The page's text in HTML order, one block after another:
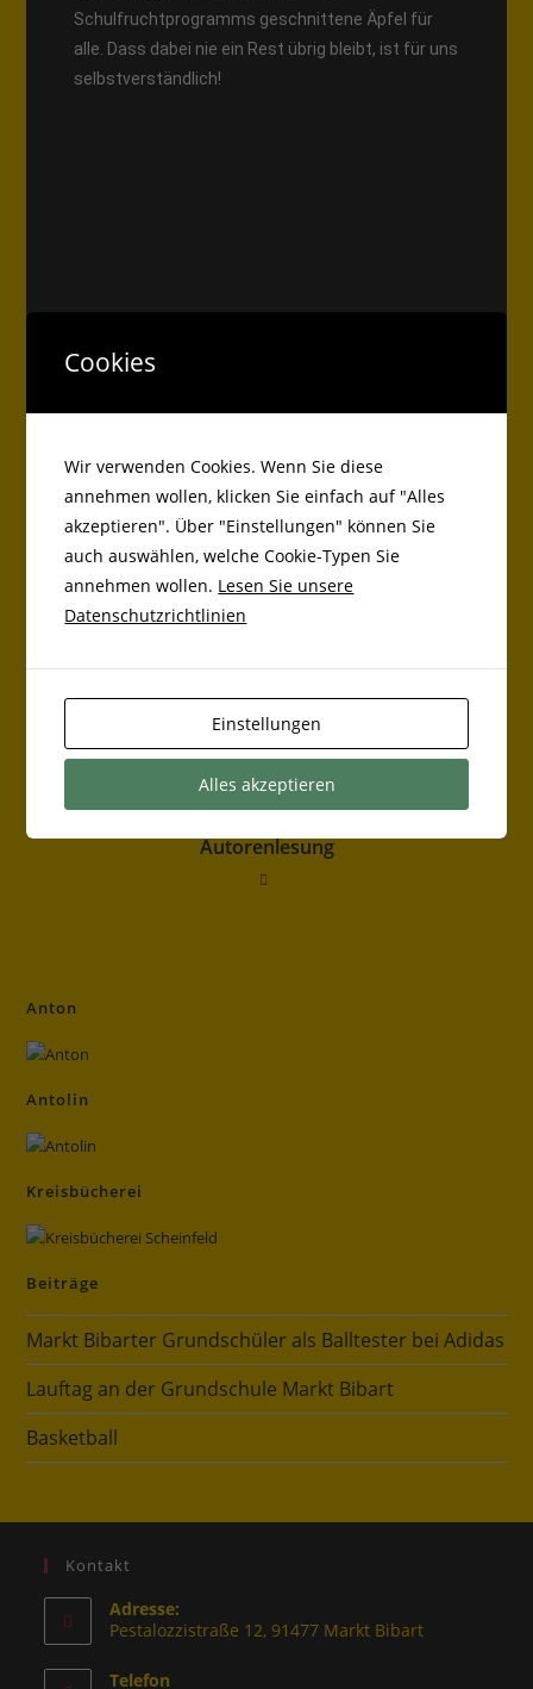
Schulfruchtprogramms geschnittene Äpfel für
alle. Dass dabei nie ein Rest übrig bleibt, ist für uns
selbstverständlich!
DAS KÖNNTE DIR AUCH GEFALLEN
Dem Biber auf der Spur
„Nicht mit mir!“
Autorenlesung
Anton
Antolin
Kreisbücherei
Beiträge
Markt Bibarter Grundschüler als Balltester bei Adidas
Lauftag an der Grundschule Markt Bibart
Basketball
Kontakt
Adresse:
Pestalozzistraße 12, 91477 Markt Bibart
Telefon
Cookies
Wir verwenden Cookies. Wenn Sie diese
annehmen wollen, klicken Sie einfach auf "Alles
akzeptieren". Über "Einstellungen" können Sie
auch auswählen, welche Cookie-Typen Sie
annehmen wollen. Lesen Sie unsere
Datenschutzrichtlinien
Einstellungen
Alles akzeptieren